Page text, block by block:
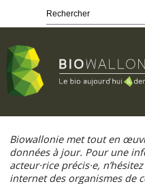
contenu
principal
Biowallonie met tout en
données à jour. Pour une
acteur·rice précis·e,
internet des organismes de